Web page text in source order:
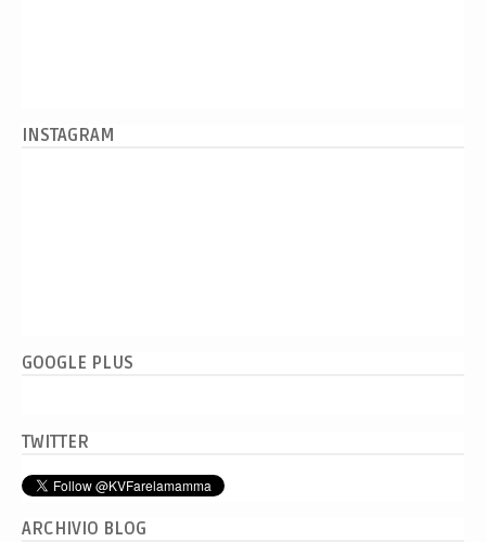
INSTAGRAM
GOOGLE PLUS
TWITTER
ARCHIVIO BLOG